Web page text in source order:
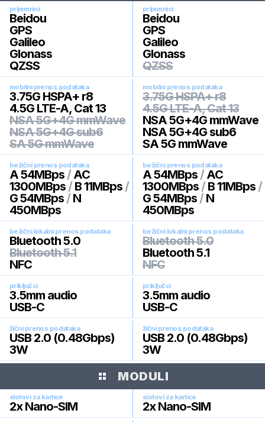
prijemnici
Beidou
GPS
Galileo
Glonass
QZSS
prijemnici
Beidou
GPS
Galileo
Glonass
QZSS
mobilni prenos podataka
3.75G HSPA+ r8
4.5G LTE-A, Cat 13
NSA 5G+4G mmWave
NSA 5G+4G sub6
SA 5G mmWave
mobilni prenos podataka
3.75G HSPA+ r8
4.5G LTE-A, Cat 13
NSA 5G+4G mmWave
NSA 5G+4G sub6
SA 5G mmWave
bežični prenos podataka
A 54MBps / AC
1300MBps / B 11MBps /
G 54MBps / N
450MBps
bežični prenos podataka
A 54MBps / AC
1300MBps / B 11MBps /
G 54MBps / N
450MBps
bežični lokalni prenos podataka
Bluetooth 5.0
Bluetooth 5.1
NFC
bežični lokalni prenos podataka
Bluetooth 5.0
Bluetooth 5.1
NFC
priključci
3.5mm audio
USB-C
priključci
3.5mm audio
USB-C
žični prenos podataka
USB 2.0 (0.48Gbps)
3W
žični prenos podataka
USB 2.0 (0.48Gbps)
3W
MODULI
slotovi za kartice
2x Nano-SIM
slotovi za kartice
2x Nano-SIM